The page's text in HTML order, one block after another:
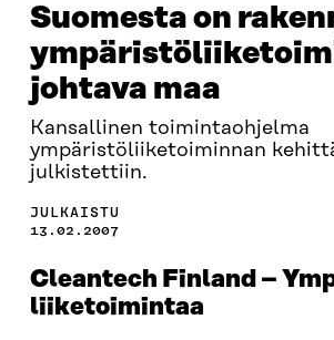
Suomesta on
johtava maa
Kansallinen toimintaohjelma
ympäristöliiketoiminnan
julkistettiin.
JULKAISTU
13.02.2007
Cleantech Finland –
liiketoimintaa